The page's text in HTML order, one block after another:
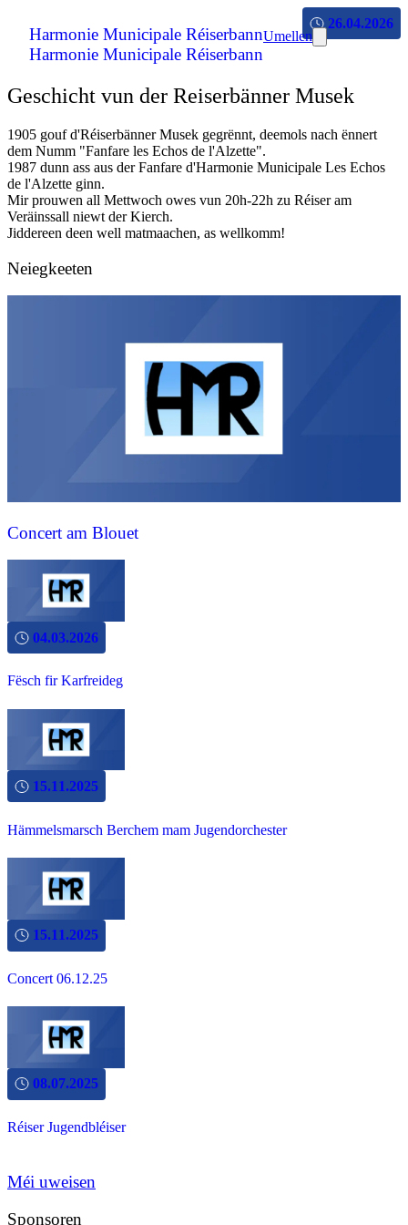
Harmonie Municipale Réiserbann
Harmonie Municipale Réiserbann
Umellen
Geschicht vun der Reiserbänner Musek
1905 gouf d'Réiserbänner Musek gegrënnt, deemols nach ënnert
dem Numm "Fanfare les Echos de l'Alzette".
1987 dunn ass aus der Fanfare d'Harmonie Municipale Les Echos
de l'Alzette ginn.
Mir prouwen all Mettwoch owes vun 20h-22h zu Réiser am
Veräinssall niewt der Kierch.
Jiddereen deen well matmaachen, as wellkomm!
Neiegkeeten
26.04.2026
Concert am Blouet
04.03.2026
Fësch fir Karfreideg
15.11.2025
Hämmelsmarsch Berchem mam Jugendorchester
15.11.2025
Concert 06.12.25
08.07.2025
Réiser Jugendbléiser
Méi uweisen
Sponsoren